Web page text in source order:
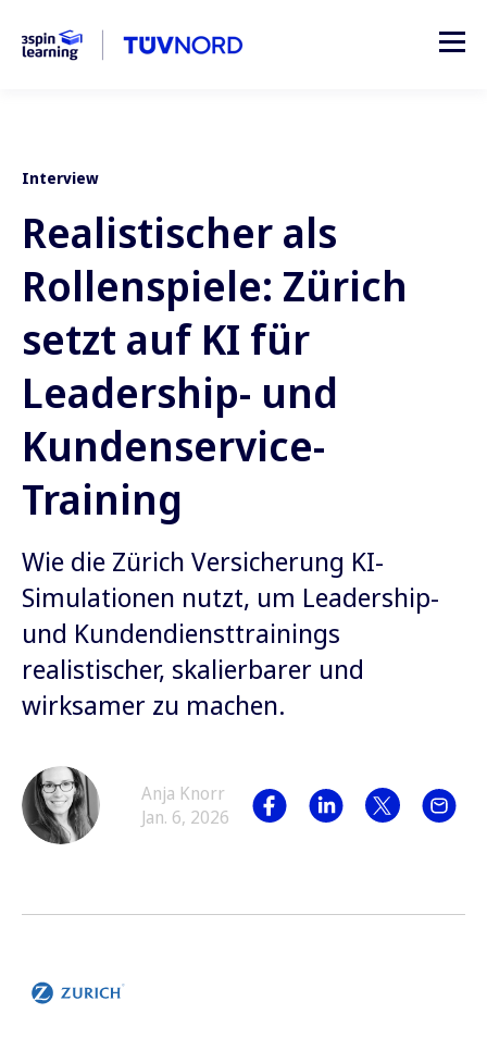
Interview
Realistischer als
Rollenspiele: Zürich
setzt auf KI für
Leadership- und
Kundenservice-
Training
Wie die Zürich Versicherung KI-
Simulationen nutzt, um Leadership-
und Kundendiensttrainings
realistischer, skalierbarer und
wirksamer zu machen.
Anja Knorr
Jan. 6, 2026